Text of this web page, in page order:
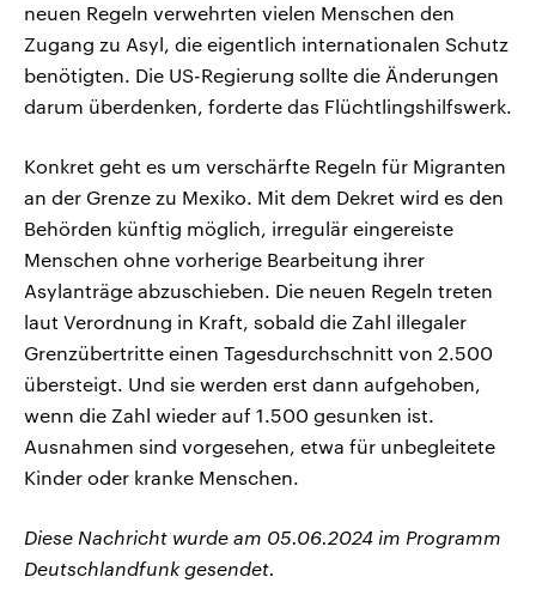
neuen Regeln verwehrten vielen Menschen den
Zugang zu Asyl, die eigentlich internationalen Schutz
benötigten. Die US-Regierung sollte die Änderungen
darum überdenken, forderte das Flüchtlingshilfswerk.
Konkret geht es um verschärfte Regeln für Migranten
an der Grenze zu Mexiko. Mit dem Dekret wird es den
Behörden künftig möglich, irregulär eingereiste
Menschen ohne vorherige Bearbeitung ihrer
Asylanträge abzuschieben. Die neuen Regeln treten
laut Verordnung in Kraft, sobald die Zahl illegaler
Grenzübertritte einen Tagesdurchschnitt von 2.500
übersteigt. Und sie werden erst dann aufgehoben,
wenn die Zahl wieder auf 1.500 gesunken ist.
Ausnahmen sind vorgesehen, etwa für unbegleitete
Kinder oder kranke Menschen.
Diese Nachricht wurde am 05.06.2024 im Programm
Deutschlandfunk gesendet.